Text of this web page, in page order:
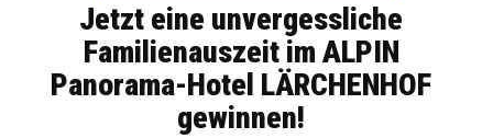
Jetzt eine unvergessliche
Familienauszeit im ALPIN
Panorama-Hotel LÄRCHENHOF
gewinnen!